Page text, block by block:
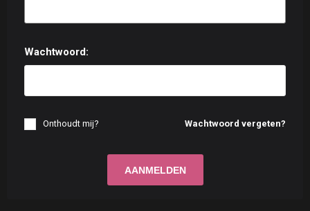
Wachtwoord:
Wachtwoord vergeten?
Onthoudt mij?